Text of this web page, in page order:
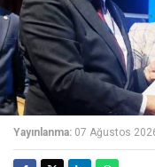
Yayınlanma: 07 Ağustos